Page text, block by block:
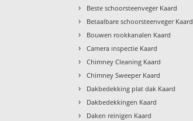
› Beste schoorsteenveger Kaard
› Betaalbare schoorsteenveger Kaard
› Bouwen rookkanalen Kaard
› Camera inspectie Kaard
› Chimney Cleaning Kaard
› Chimney Sweeper Kaard
› Dakbedekking plat dak Kaard
› Dakbedekkingen Kaard
› Daken reinigen Kaard